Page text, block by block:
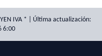
IVA * | Última actualización:
6:00